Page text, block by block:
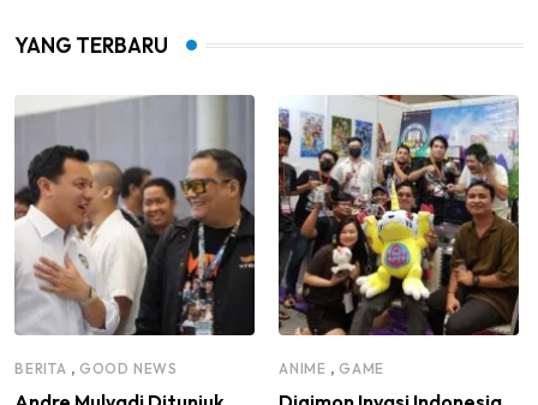
YANG TERBARU
BERITA , GOOD NEWS ANIME , GAME